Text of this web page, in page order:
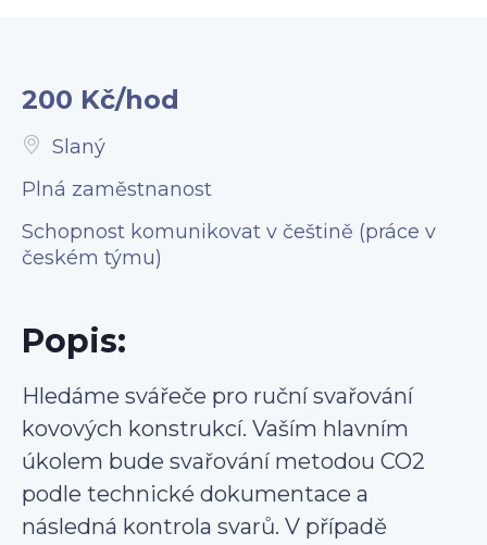
200 Kč/hod
Slaný
Plná zaměstnanost
Schopnost komunikovat v češtině (práce v
českém týmu)
Popis:
Hledáme svářeče pro ruční svařování
kovových konstrukcí. Vaším hlavním
úkolem bude svařování metodou CO2
podle technické dokumentace a
následná kontrola svarů. V případě